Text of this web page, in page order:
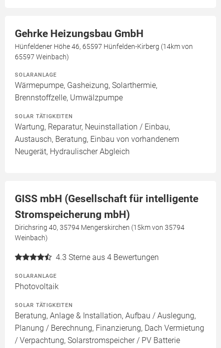
Gehrke Heizungsbau GmbH
Hünfeldener Höhe 46, 65597 Hünfelden-Kirberg (14km von
65597 Weinbach)
SOLARANLAGE
Wärmepumpe, Gasheizung, Solarthermie,
Brennstoffzelle, Umwälzpumpe
SOLAR TÄTIGKEITEN
Wartung, Reparatur, Neuinstallation / Einbau,
Austausch, Beratung, Einbau von vorhandenem
Neugerät, Hydraulischer Abgleich
GISS mbH (Gesellschaft für intelligente
Stromspeicherung mbH)
Dirichsring 40, 35794 Mengerskirchen (15km von 35794
Weinbach)
4.3 Sterne aus 4 Bewertungen
SOLARANLAGE
Photovoltaik
SOLAR TÄTIGKEITEN
Beratung, Anlage & Installation, Aufbau / Auslegung,
Planung / Berechnung, Finanzierung, Dach Vermietung
/ Verpachtung, Solarstromspeicher / PV Batterie